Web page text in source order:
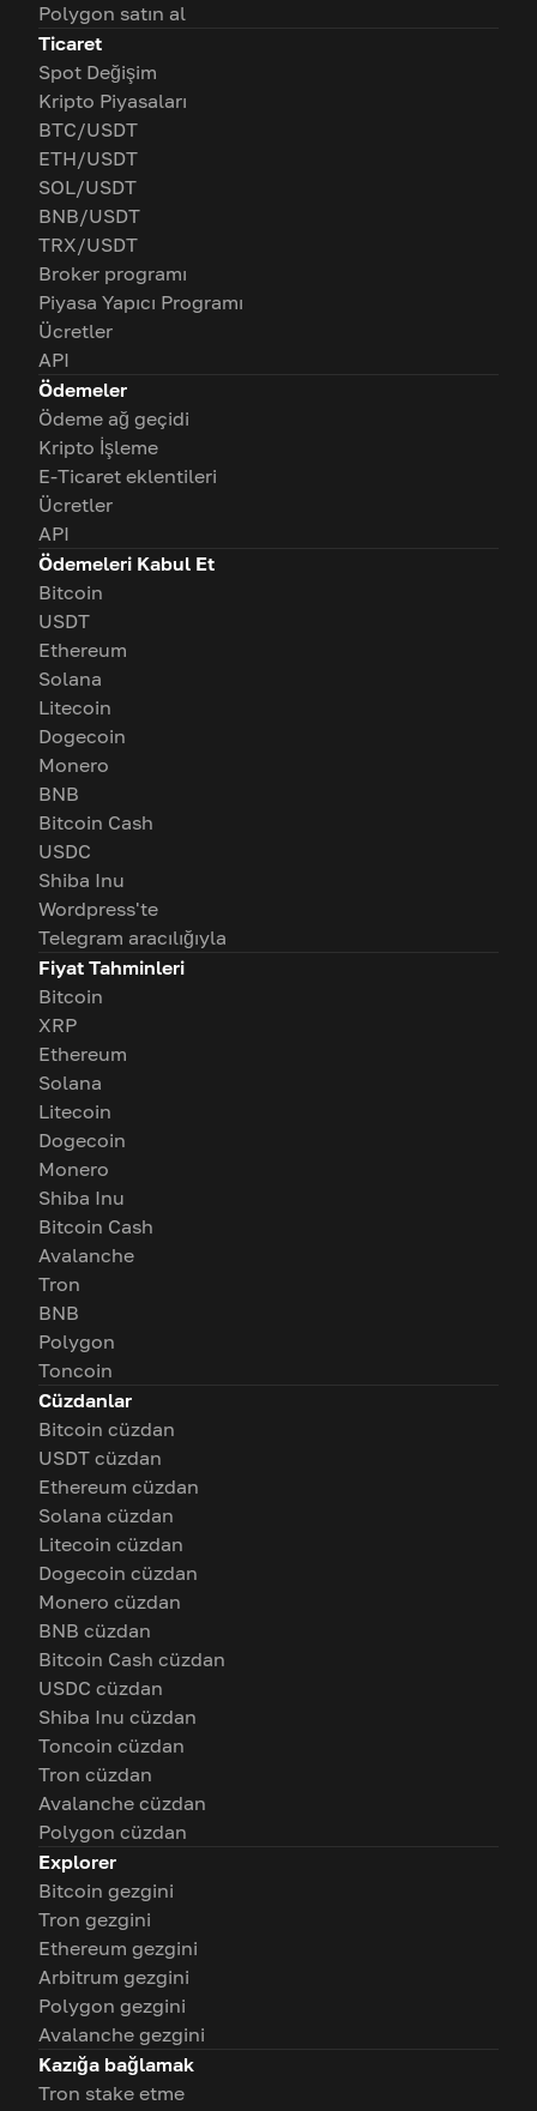
Polygon satın al
Ticaret
Spot Değişim
Kripto Piyasaları
BTC/USDT
ETH/USDT
SOL/USDT
BNB/USDT
TRX/USDT
Broker programı
Piyasa Yapıcı Programı
Ücretler
API
Ödemeler
Ödeme ağ geçidi
Kripto İşleme
E-Ticaret eklentileri
Ücretler
API
Ödemeleri Kabul Et
Bitcoin
USDT
Ethereum
Solana
Litecoin
Dogecoin
Monero
BNB
Bitcoin Cash
USDC
Shiba Inu
Wordpress'te
Telegram aracılığıyla
Fiyat Tahminleri
Bitcoin
XRP
Ethereum
Solana
Litecoin
Dogecoin
Monero
Shiba Inu
Bitcoin Cash
Avalanche
Tron
BNB
Polygon
Toncoin
Cüzdanlar
Bitcoin cüzdan
USDT cüzdan
Ethereum cüzdan
Solana cüzdan
Litecoin cüzdan
Dogecoin cüzdan
Monero cüzdan
BNB cüzdan
Bitcoin Cash cüzdan
USDC cüzdan
Shiba Inu cüzdan
Toncoin cüzdan
Tron cüzdan
Avalanche cüzdan
Polygon cüzdan
Explorer
Bitcoin gezgini
Tron gezgini
Ethereum gezgini
Arbitrum gezgini
Polygon gezgini
Avalanche gezgini
Kazığa bağlamak
Tron stake etme